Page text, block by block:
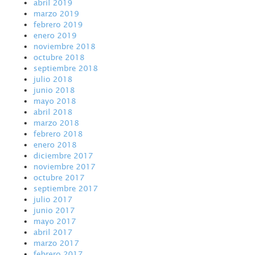
abril 2019
marzo 2019
febrero 2019
enero 2019
noviembre 2018
octubre 2018
septiembre 2018
julio 2018
junio 2018
mayo 2018
abril 2018
marzo 2018
febrero 2018
enero 2018
diciembre 2017
noviembre 2017
octubre 2017
septiembre 2017
julio 2017
junio 2017
mayo 2017
abril 2017
marzo 2017